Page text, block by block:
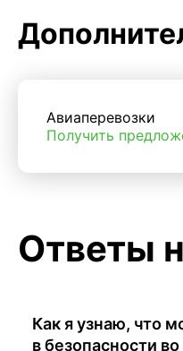
Авиаперевозки
Получить
Ответы
Как я узнаю, что
в безопасности